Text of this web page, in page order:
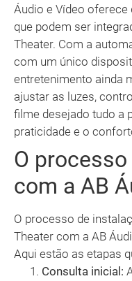
Áudio e Vídeo
que podem ser
Theater. Com a
com um único
entretenimento ainda
ajustar as luzes,
filme desejado tudo a
praticidade e o
O
com a AB
O processo de
Theater com a AB
Aqui estão as etapas
Consulta inicial: